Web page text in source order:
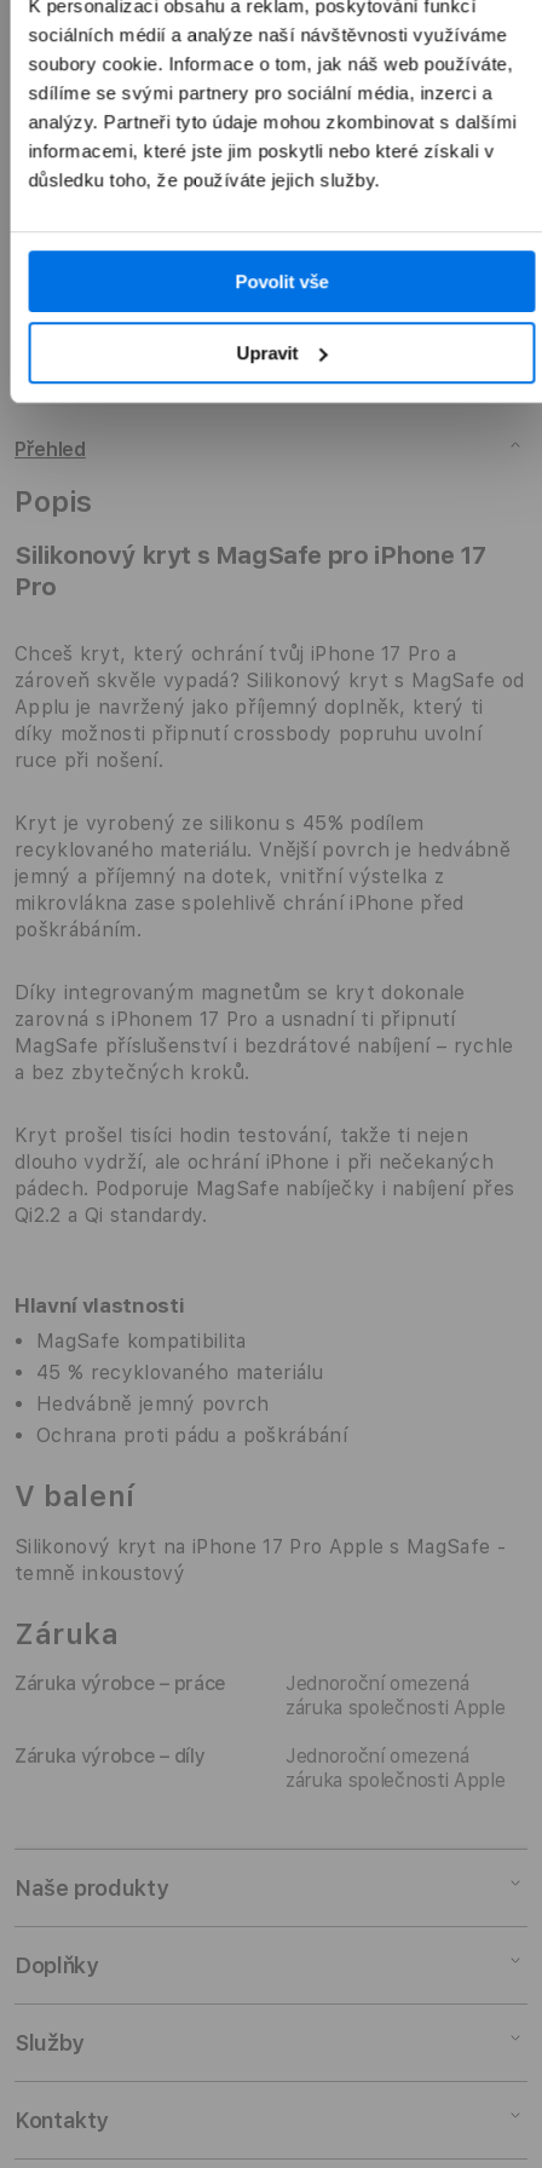
K personalizaci obsahu a reklam, poskytování funkcí
sociálních médií a analýze naší návštěvnosti využíváme
soubory cookie. Informace o tom, jak náš web používáte,
sdílíme se svými partnery pro sociální média, inzerci a
analýzy. Partneři tyto údaje mohou zkombinovat s dalšími
informacemi, které jste jim poskytli nebo které získali v
důsledku toho, že používáte jejich služby.
Povolit vše
Upravit
1 990 Kč
Přidat do košíku
Přehled
Popis
Silikonový kryt s MagSafe pro iPhone 17
Pro
Chceš kryt, který ochrání tvůj iPhone 17 Pro a
zároveň skvěle vypadá? Silikonový kryt s MagSafe od
Applu je navržený jako příjemný doplněk, který ti
díky možnosti připnutí crossbody popruhu uvolní
ruce při nošení.
Kryt je vyrobený ze silikonu s 45% podílem
recyklovaného materiálu. Vnější povrch je hedvábně
jemný a příjemný na dotek, vnitřní výstelka z
mikrovlákna zase spolehlivě chrání iPhone před
poškrábáním.
Díky integrovaným magnetům se kryt dokonale
zarovná s iPhonem 17 Pro a usnadní ti připnutí
MagSafe příslušenství i bezdrátové nabíjení – rychle
a bez zbytečných kroků.
Kryt prošel tisíci hodin testování, takže ti nejen
dlouho vydrží, ale ochrání iPhone i při nečekaných
pádech. Podporuje MagSafe nabíječky i nabíjení přes
Qi2.2 a Qi standardy.
Hlavní vlastnosti
MagSafe kompatibilita
45 % recyklovaného materiálu
Hedvábně jemný povrch
Ochrana proti pádu a poškrábání
V balení
Silikonový kryt na iPhone 17 Pro Apple s MagSafe -
temně inkoustový
Záruka
Záruka výrobce – práce
Jednoroční omezená
záruka společnosti Apple
Záruka výrobce – díly
Jednoroční omezená
záruka společnosti Apple
Naše produkty
iPhone
AirPods
Doplňky
Doplňky pro Mac
Doplňky pro iPhone
Služby
Pronájem
Kontakty